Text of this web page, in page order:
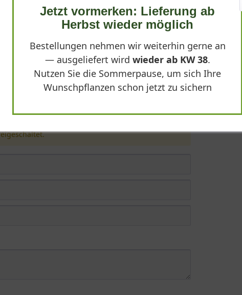
baccata 160 cm breit x 260 cm hoch"
Jetzt vormerken: Lieferung ab
Herbst wieder möglich
Bestellungen nehmen wir weiterhin gerne an
— ausgeliefert wird wieder ab KW 38.
Nutzen Sie die Sommerpause, um sich Ihre
Wunschpflanzen schon jetzt zu sichern